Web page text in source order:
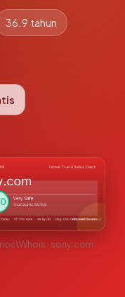
36.9 tahun
· sony.com